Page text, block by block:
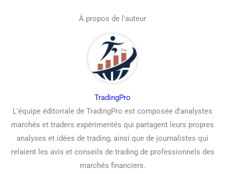
À propos de l'auteur
TradingPro
L'équipe éditoriale de TradingPro est composée d'analystes
marchés et traders expérimentés qui partagent leurs propres
analyses et idées de trading, ainsi que de journalistes qui
relaient les avis et conseils de trading de professionnels des
marchés financiers.